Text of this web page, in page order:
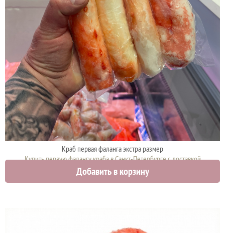
Краб первая фаланга экстра размер
Купить первую фалангу краба в Санкт-Петербурге с доставкой
12000 руб.
Добавить в корзину